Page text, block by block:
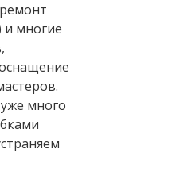
и многие
много